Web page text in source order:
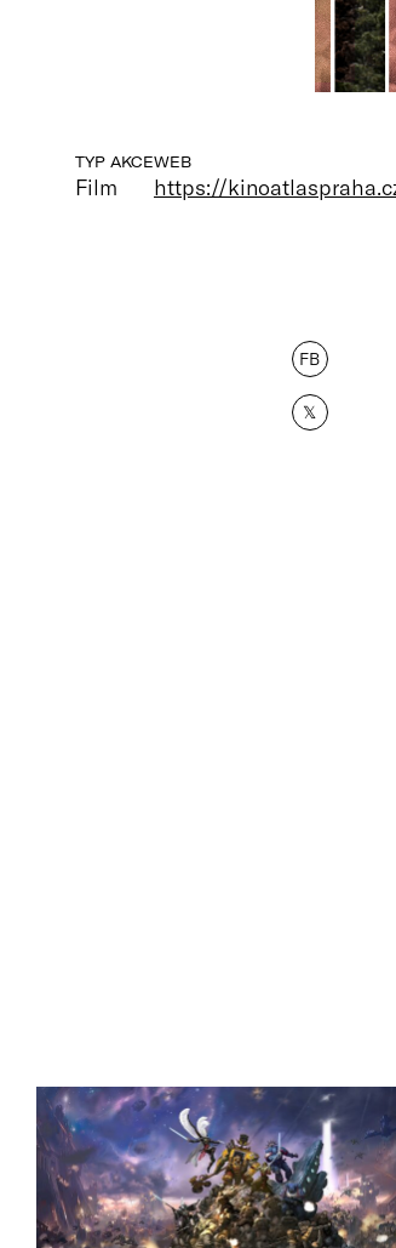
TYP AKCE
Film
WEB
https://
FB
𝕏